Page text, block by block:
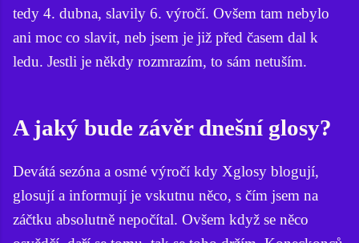
tedy 4. dubna, slavily 6. výročí. Ovšem tam nebylo
ani moc co slavit, neb jsem je již před časem dal k
ledu. Jestli je někdy rozmrazím, to sám netuším.
A jaký bude závěr dnešní glosy?
Devátá sezóna a osmé výročí kdy Xglosy blogují,
glosují a informují je vskutnu něco, s čím jsem na
záčtku absolutně nepočítal. Ovšem když se něco